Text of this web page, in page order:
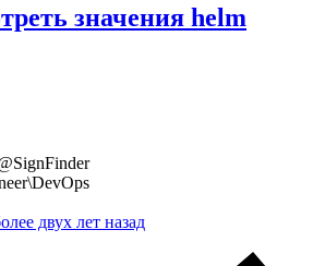
значения helm
двух лет назад